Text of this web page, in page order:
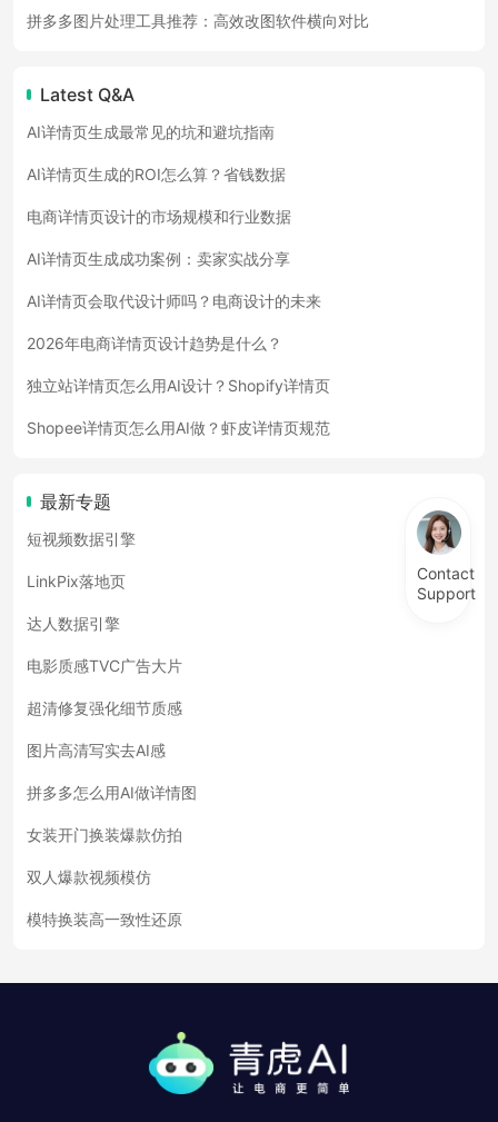
拼多多图片处理工具推荐：高效改图软件横向对比
Latest Q&A
AI详情页生成最常见的坑和避坑指南
AI详情页生成的ROI怎么算？省钱数据
电商详情页设计的市场规模和行业数据
AI详情页生成成功案例：卖家实战分享
AI详情页会取代设计师吗？电商设计的未来
2026年电商详情页设计趋势是什么？
独立站详情页怎么用AI设计？Shopify详情页
Shopee详情页怎么用AI做？虾皮详情页规范
最新专题
短视频数据引擎
LinkPix落地页
达人数据引擎
电影质感TVC广告大片
超清修复强化细节质感
图片高清写实去AI感
拼多多怎么用AI做详情图
女装开门换装爆款仿拍
双人爆款视频模仿
模特换装高一致性还原
Contact
Support